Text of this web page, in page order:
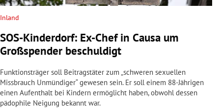
Untermenü
Untermenü
Untermenü
Untermenü
Inland
SOS-Kinderdorf: Ex-Chef in Causa um
Großspender beschuldigt
Funktionsträger soll Beitragstäter zum „schweren sexuellen
Missbrauch Unmündiger“ gewesen sein. Er soll einem 88-Jährigen
einen Aufenthalt bei Kindern ermöglicht haben, obwohl dessen
pädophile Neigung bekannt war.